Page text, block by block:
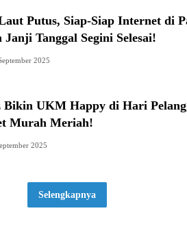
Putus, Siap-Siap Internet di
Janji Tanggal Segini Selesai!
2025
Murah Meriah!